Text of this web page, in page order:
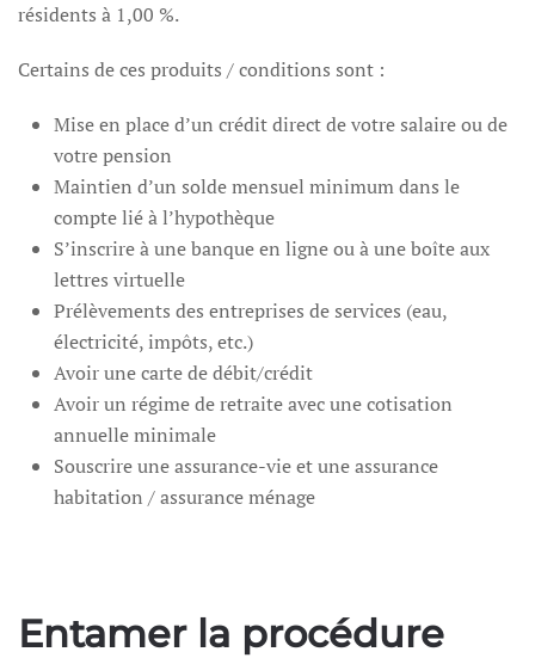
résidents à 1,00 %.
Certains de ces produits / conditions sont :
Mise en place d’un crédit direct de votre salaire ou de
votre pension
Maintien d’un solde mensuel minimum dans le
compte lié à l’hypothèque
S’inscrire à une banque en ligne ou à une boîte aux
lettres virtuelle
Prélèvements des entreprises de services (eau,
électricité, impôts, etc.)
Avoir une carte de débit/crédit
Avoir un régime de retraite avec une cotisation
annuelle minimale
Souscrire une assurance-vie et une assurance
habitation / assurance ménage
Entamer la procédure